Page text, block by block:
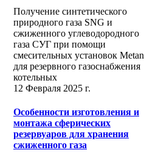
Получение синтетического
природного газа SNG и
сжиженного углеводородного
газа СУГ при помощи
смесительных установок Metan
для резервного газоснабжения
котельных
12 Февраля 2025 г.
Особенности изготовления и
монтажа сферических
резервуаров для хранения
сжиженного газа